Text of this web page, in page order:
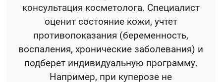
консультация косметолога. Специалист
оценит состояние кожи, учтет
противопоказания (беременность,
воспаления, хронические заболевания) и
подберет индивидуальную программу.
Например, при куперозе не